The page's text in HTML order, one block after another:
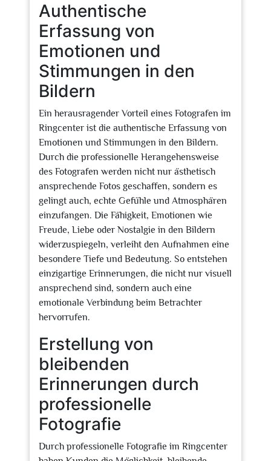
Authentische
Erfassung von
Emotionen und
Stimmungen in den
Bildern
Ein herausragender Vorteil eines Fotografen im
Ringcenter ist die authentische Erfassung von
Emotionen und Stimmungen in den Bildern.
Durch die professionelle Herangehensweise
des Fotografen werden nicht nur ästhetisch
ansprechende Fotos geschaffen, sondern es
gelingt auch, echte Gefühle und Atmosphären
einzufangen. Die Fähigkeit, Emotionen wie
Freude, Liebe oder Nostalgie in den Bildern
widerzuspiegeln, verleiht den Aufnahmen eine
besondere Tiefe und Bedeutung. So entstehen
einzigartige Erinnerungen, die nicht nur visuell
ansprechend sind, sondern auch eine
emotionale Verbindung beim Betrachter
hervorrufen.
Erstellung von
bleibenden
Erinnerungen durch
professionelle
Fotografie
Durch professionelle Fotografie im Ringcenter